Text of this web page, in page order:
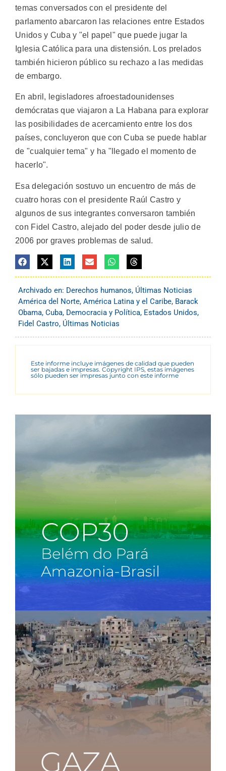
temas conversados con el presidente del
parlamento abarcaron las relaciones entre Estados
Unidos y Cuba y "el papel" que puede jugar la
Iglesia Católica para una distensión. Los prelados
también hicieron público su rechazo a las medidas
de embargo.
En abril, legisladores afroestadounidenses
demócratas que viajaron a La Habana para explorar
las posibilidades de acercamiento entre los dos
países, concluyeron que con Cuba se puede hablar
de "cualquier tema" y ha "llegado el momento de
hacerlo".
Esa delegación sostuvo un encuentro de más de
cuatro horas con el presidente Raúl Castro y
algunos de sus integrantes conversaron también
con Fidel Castro, alejado del poder desde julio de
2006 por graves problemas de salud.
Archivado en: Derechos humanos, Últimas Noticias
América del Norte, América Latina y el Caribe, Barack
Obama, Cuba, Democracia y Política, Estados Unidos,
Fidel Castro, Últimas Noticias
Este informe incluye imágenes de calidad que pueden
ser bajadas e impresas. Copyright IPS, estas imágenes
sólo pueden ser impresas junto con este informe